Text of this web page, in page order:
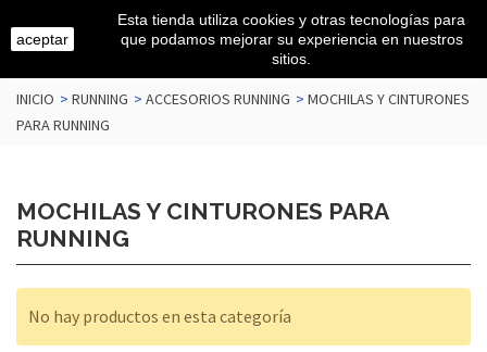
INICIO > RUNNING > ACCESORIOS RUNNING > MOCHILAS Y CINTURONES
PARA RUNNING
MOCHILAS Y CINTURONES PARA
RUNNING
No hay productos en esta categoría
aceptar
Esta tienda utiliza cookies y otras tecnologías para
que podamos mejorar su experiencia en nuestros
sitios.